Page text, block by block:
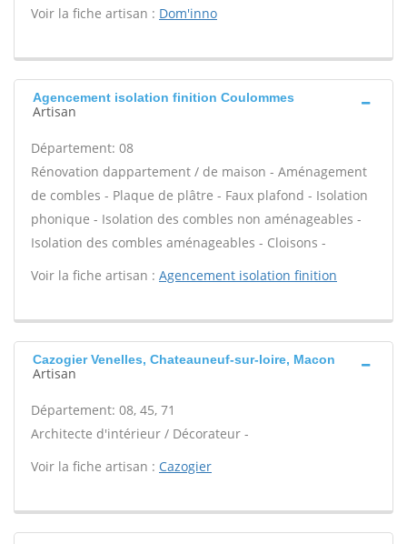
Voir la fiche artisan : Dom'inno
Agencement isolation finition Coulommes
Artisan
Département: 08
Rénovation dappartement / de maison - Aménagement
de combles - Plaque de plâtre - Faux plafond - Isolation
phonique - Isolation des combles non aménageables -
Isolation des combles aménageables - Cloisons -
Voir la fiche artisan : Agencement isolation finition
Cazogier Venelles, Chateauneuf-sur-loire, Macon
Artisan
Département: 08, 45, 71
Architecte d'intérieur / Décorateur -
Voir la fiche artisan : Cazogier